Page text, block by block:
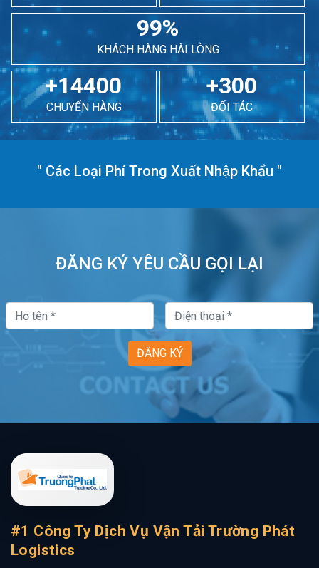
99%
KHÁCH HÀNG HÀI LÒNG
+14400
CHUYẾN HÀNG
+300
ĐỐI TÁC
" Các Loại Phí Trong Xuất Nhập Khẩu "
ĐĂNG KÝ YÊU CẦU GỌI LẠI
ĐĂNG KÝ
#1 Công Ty Dịch Vụ Vận Tải Trường Phát
Logistics